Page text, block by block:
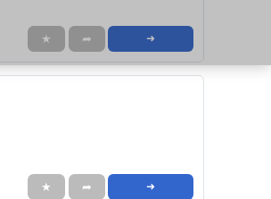
★ ➦ ➜
★ ➦ ➜